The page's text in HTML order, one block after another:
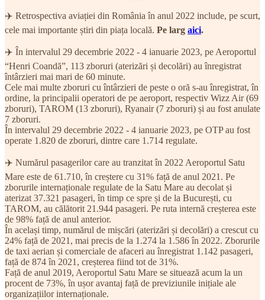
✈️ Retrospectiva aviației din România în anul 2022 include, pe scurt,
cele mai importante știri din piața locală. Pe larg aici.
✈️ În intervalul 29 decembrie 2022 - 4 ianuarie 2023, pe Aeroportul
“Henri Coandă”, 113 zboruri (aterizări și decolări) au înregistrat
întârzieri mai mari de 60 minute.
Cele mai multe zboruri cu întârzieri de peste o oră s-au înregistrat, în
ordine, la principalii operatori de pe aeroport, respectiv Wizz Air (69
zboruri), TAROM (13 zboruri), Ryanair (7 zboruri) și au fost anulate
7 zboruri.
În intervalul 29 decembrie 2022 - 4 ianuarie 2023, pe OTP au fost
operate 1.820 de zboruri, dintre care 1.714 regulate.
✈️ Numărul pasagerilor care au tranzitat în 2022 Aeroportul Satu
Mare este de 61.710, în creștere cu 31% față de anul 2021. Pe
zborurile internaționale regulate de la Satu Mare au decolat și
aterizat 37.321 pasageri, în timp ce spre și de la București, cu
TAROM, au călătorit 21.944 pasageri. Pe ruta internă creșterea este
de 98% față de anul anterior.
În același timp, numărul de mișcări (aterizări și decolări) a crescut cu
24% față de 2021, mai precis de la 1.274 la 1.586 în 2022. Zborurile
de taxi aerian și comerciale de afaceri au înregistrat 1.142 pasageri,
față de 874 în 2021, creșterea fiind tot de 31%.
Față de anul 2019, Aeroportul Satu Mare se situează acum la un
procent de 73%, în ușor avantaj față de previziunile inițiale ale
organizațiilor internaționale.